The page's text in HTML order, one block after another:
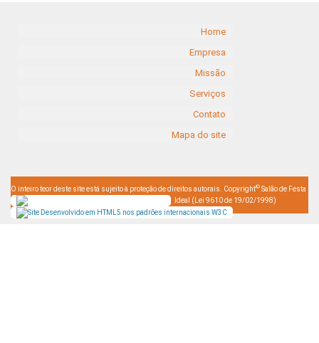
Home
Empresa
Missão
Serviços
Contato
Mapa do site
O inteiro teor deste site está sujeito à proteção de direitos autorais. Copyright© Salão de Festa
Ideal (Lei 9610 de 19/02/1998)